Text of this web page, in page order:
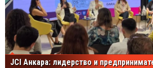
JCI Анкара: лидерство и